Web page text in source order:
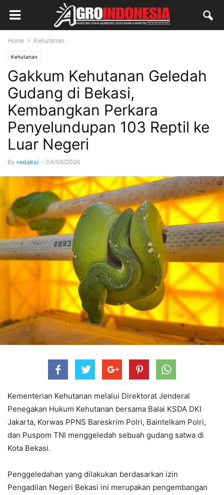
Home Kehutanan
Kehutanan
Gakkum Kehutanan Geledah
Gudang di Bekasi,
Kembangkan Perkara
Penyelundupan 103 Reptil ke
Luar Negeri
By redaksi - 04/06/2026
Kementerian Kehutanan melalui Direktorat Jenderal
Penegakan Hukum Kehutanan bersama Balai KSDA DKI
Jakarta, Korwas PPNS Bareskrim Polri, Baintelkam Polri,
dan Puspom TNI menggeledah sebuah gudang satwa di
Kota Bekasi.
Penggeledahan yang dilakukan berdasarkan izin
Pengadilan Negeri Bekasi ini merupakan pengembangan